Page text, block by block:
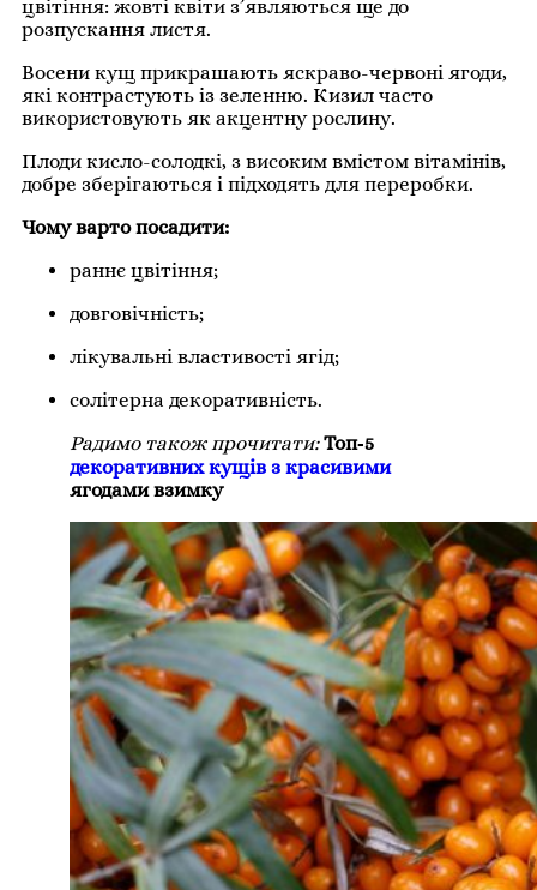
цвітіння: жовті квіти з’являються ще до
розпускання листя.
Восени кущ прикрашають яскраво-червоні ягоди,
які контрастують із зеленню. Кизил часто
використовують як акцентну рослину.
Плоди кисло-солодкі, з високим вмістом вітамінів,
добре зберігаються і підходять для переробки.
Чому варто посадити:
раннє цвітіння;
довговічність;
лікувальні властивості ягід;
солітерна декоративність.
Радимо також прочитати: Топ‑5
декоративних кущів з красивими
ягодами взимку